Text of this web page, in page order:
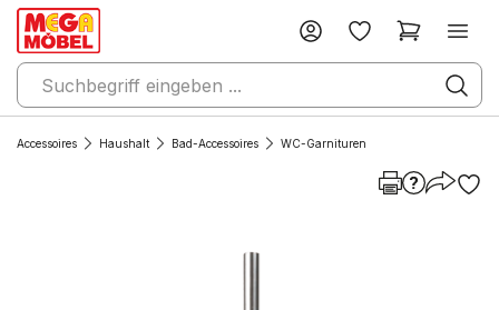
Accessoires Haushalt Bad-Accessoires WC-Garnituren